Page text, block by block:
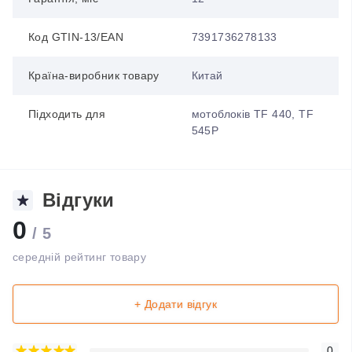
Код GTIN-13/EAN 7391736278133
Країна-виробник товару Китай
Підходить для
мотоблоків TF 440, TF
545Р
Відгуки
0 / 5
середній рейтинг товару
+ Додати відгук